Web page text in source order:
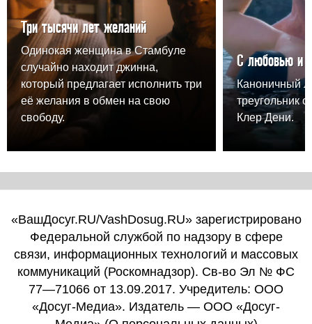
Три тысячи лет желаний
Одинокая женщина в Стамбуле
случайно находит джинна,
который предлагает исполнить три
её желания в обмен на свою
свободу.
С любовью и
Каноничный
треугольник
Клер Дени.
«ВашДосуг.RU/VashDosug.RU» зарегистрировано
Федеральной службой по надзору в сфере
связи, информационных технологий и массовых
коммуникаций (Роскомнадзор). Св-во Эл № ФС
77—71066 от 13.09.2017. Учредитель: ООО
«Досуг-Медиа». Издатель — ООО «Досуг-